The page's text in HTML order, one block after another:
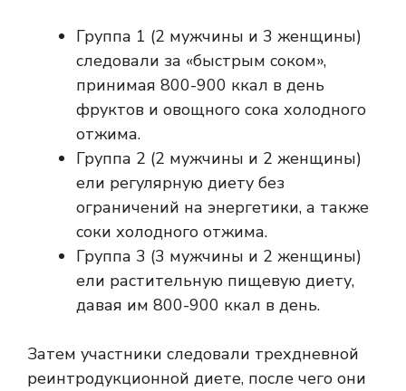
Группа 1 (2 мужчины и 3 женщины)
следовали за «быстрым соком»,
принимая 800-900 ккал в день
фруктов и овощного сока холодного
отжима.
Группа 2 (2 мужчины и 2 женщины)
ели регулярную диету без
ограничений на энергетики, а также
соки холодного отжима.
Группа 3 (3 мужчины и 2 женщины)
ели растительную пищевую диету,
давая им 800-900 ккал в день.
Затем участники следовали трехдневной
реинтродукционной диете, после чего они